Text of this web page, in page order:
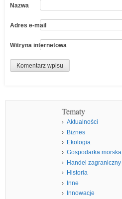
Nazwa
Adres e-mail
Witryna internetowa
Tematy
Aktualności
Biznes
Ekologia
Gospodarka morska
Handel zagraniczny
Historia
Inne
Innowacje